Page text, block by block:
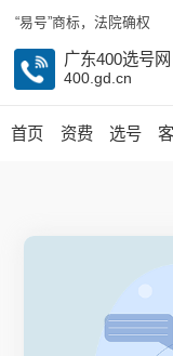
“易号”商标，法院确权
广东400选号网
400.gd.cn
首页 资费 选号